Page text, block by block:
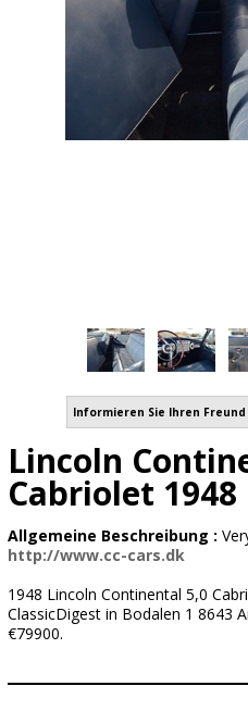
Informieren Sie Ihren Freund
Lincoln
Cabriolet 1948
Allgemeine Beschreibung :
http://www.cc-cars.dk
1948 Lincoln Continental 5,0
ClassicDigest in Bodalen 1 8643
€79900.